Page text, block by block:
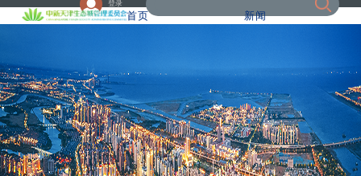
登录
首页 新闻